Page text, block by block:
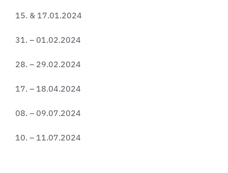
15. & 17.01.2024
31. – 01.02.2024
28. – 29.02.2024
17. – 18.04.2024
08. – 09.07.2024
10. – 11.07.2024